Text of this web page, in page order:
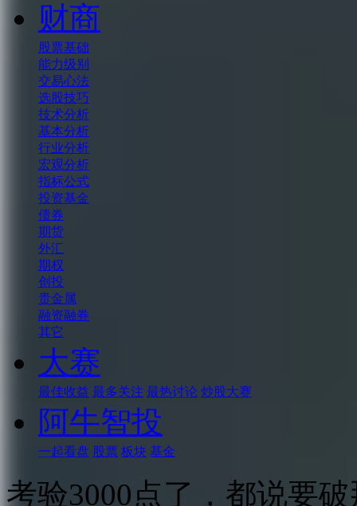
财商
股票基础
能力级别
交易心法
选股技巧
技术分析
基本分析
行业分析
宏观分析
指标公式
投资基金
债券
期货
外汇
期权
创投
贵金属
融资融券
其它
大赛
最佳收益 最多关注 最热讨论 炒股大赛
阿牛智投
一起看盘 股票 板块 基金
考验3000点了，都说要